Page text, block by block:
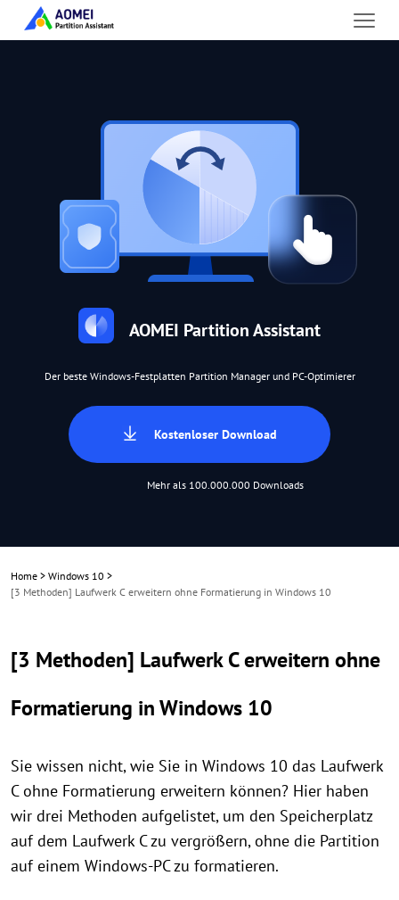
AOMEI Partition Assistant
Der beste Windows-Festplatten Partition Manager und PC-Optimierer
Kostenloser Download
Mehr als 100.000.000 Downloads
Home > Windows 10 >
[3 Methoden] Laufwerk C erweitern ohne Formatierung in Windows 10
[3 Methoden] Laufwerk C erweitern ohne
Formatierung in Windows 10
Sie wissen nicht, wie Sie in Windows 10 das Laufwerk
C ohne Formatierung erweitern können? Hier haben
wir drei Methoden aufgelistet, um den Speicherplatz
auf dem Laufwerk C zu vergrößern, ohne die Partition
auf einem Windows-PC zu formatieren.